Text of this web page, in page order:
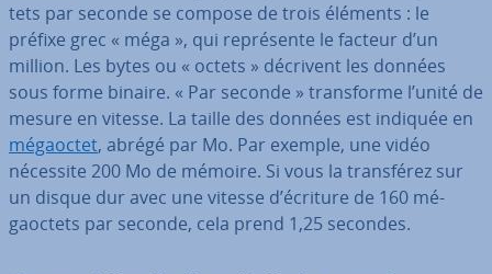
tets par seconde se compose de trois éléments : le
préfixe grec « méga », qui re­pré­sente le facteur d’un
million. Les bytes ou « octets » décrivent les données
sous forme binaire. « Par seconde » trans­forme l’unité de
mesure en vitesse. La taille des données est indiquée en
mégaoctet, abrégé par Mo. Par exemple, une vidéo
nécessite 200 Mo de mémoire. Si vous la trans­fé­rez sur
un disque dur avec une vitesse d’écriture de 160 mé­
gaoc­tets par seconde, cela prend 1,25 secondes.